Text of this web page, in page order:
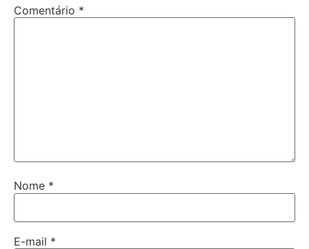
Comentário *
Nome *
E-mail *